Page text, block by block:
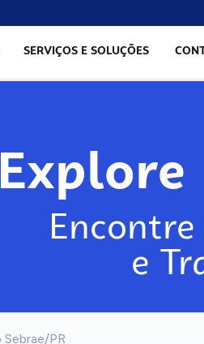
SERVIÇOS E SOLUÇÕES
Explore
e